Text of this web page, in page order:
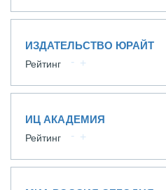
ИЗДАТЕЛЬСТВО ЮРАЙТ
Рейтинг
ИЦ АКАДЕМИЯ
Рейтинг